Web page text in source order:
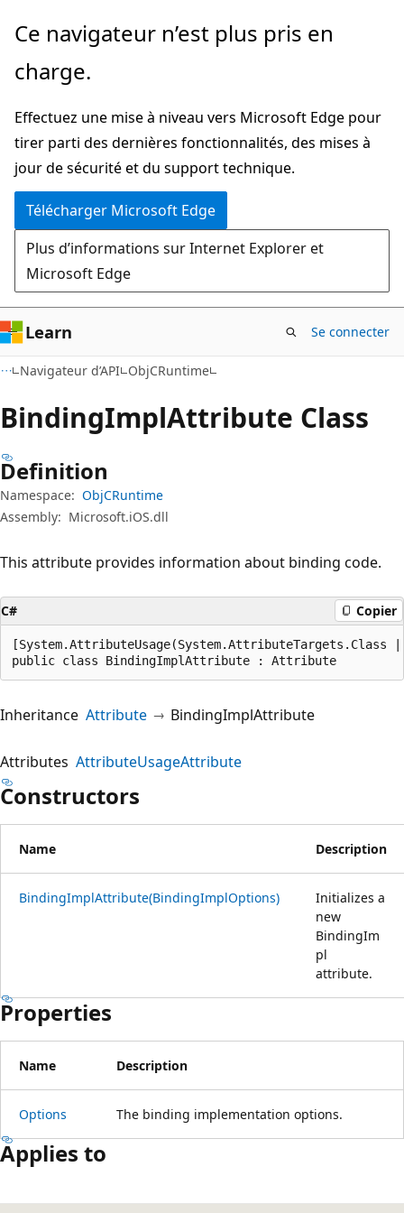
Passer
directement
au
principal
Passer
la
dans
la
page
Ce navigateur n’est plus pris en
charge.
Effectuez une mise à niveau vers Microsoft Edge pour
tirer parti des dernières fonctionnalités, des mises à
jour de sécurité et du support technique.
Télécharger Microsoft Edge
Plus d’informations sur Internet Explorer et
Microsoft Edge
Learn Se connecter
Navigateur d’API ObjCRuntime
BindingImplAttribute Class
Definition
Namespace: ObjCRuntime
Assembly: Microsoft.iOS.dll
This attribute provides information about binding code.
C# Copier
public class BindingImplAttribute : Attribute
Inheritance Attribute BindingImplAttribute
Attributes AttributeUsageAttribute
Constructors
Name Description
BindingImplAttribute(BindingImplOptions)
Initializes a
new
BindingIm
pl
attribute.
Properties
Name Description
Options The binding implementation options.
Applies to